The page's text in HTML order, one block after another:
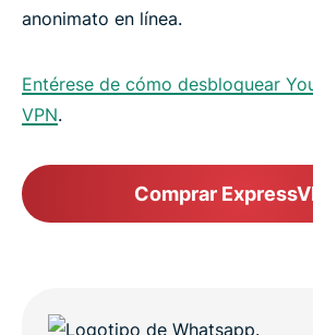
anonimato en línea.
Entérese de cómo desbloquear
VPN.
Comprar